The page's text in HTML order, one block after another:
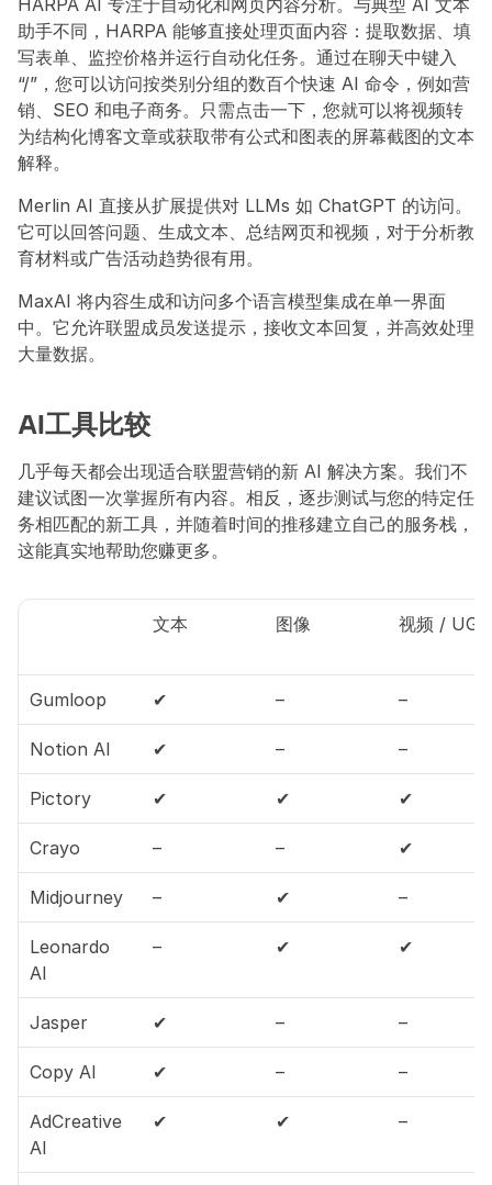
HARPA AI 专注于自动化和网页内容分析。与典型 AI 文本
助手不同，HARPA 能够直接处理页面内容：提取数据、填
写表单、监控价格并运行自动化任务。通过在聊天中键入
“/”，您可以访问按类别分组的数百个快速 AI 命令，例如营
销、SEO 和电子商务。只需点击一下，您就可以将视频转
为结构化博客文章或获取带有公式和图表的屏幕截图的文本
解释。
Merlin AI 直接从扩展提供对 LLMs 如 ChatGPT 的访问。
它可以回答问题、生成文本、总结网页和视频，对于分析教
育材料或广告活动趋势很有用。
MaxAI 将内容生成和访问多个语言模型集成在单一界面
中。它允许联盟成员发送提示，接收文本回复，并高效处理
大量数据。
AI工具比较
几乎每天都会出现适合联盟营销的新 AI 解决方案。我们不
建议试图一次掌握所有内容。相反，逐步测试与您的特定任
务相匹配的新工具，并随着时间的推移建立自己的服务栈，
这能真实地帮助您赚更多。
文本 图像 视频 / UGC
Gumloop ✔ – –
Notion AI ✔ – –
Pictory ✔ ✔ ✔
Crayo – – ✔
Midjourney – ✔ –
Leonardo
AI
– ✔ ✔
Jasper ✔ – –
Copy AI ✔ – –
AdCreative
AI
✔ ✔ –